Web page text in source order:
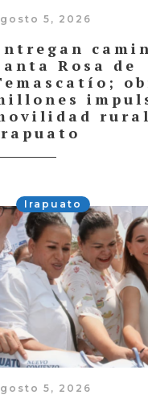
5, 2026
Rosa de
Irapuato
5, 2026